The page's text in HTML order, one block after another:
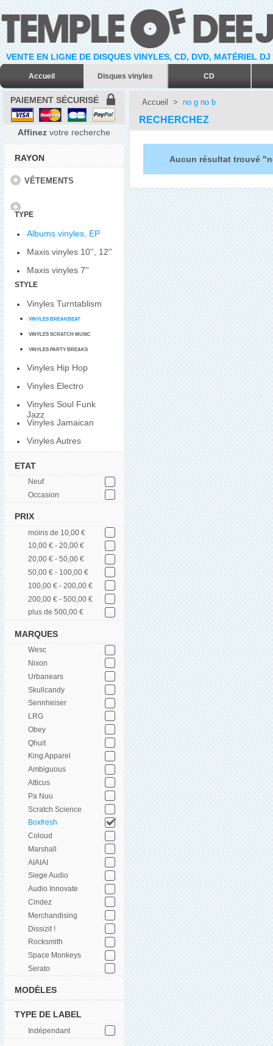
VENTE EN LIGNE DE DISQUES VINYLES, CD, DVD, MATÉRIEL
Accueil Disques vinyles CD
PAIEMENT SÉCURISÉ
Affinez votre recherche
RAYON
VÊTEMENTS
TYPE
Albums vinyles, EP
Maxis vinyles 10'', 12''
Maxis vinyles 7''
STYLE
Vinyles Turntablism
VINYLES BREAKBEAT
VINYLES SCRATCH MUSIC
VINYLES PARTY BREAKS
Vinyles Hip Hop
Vinyles Electro
Vinyles Soul Funk
Jazz
Vinyles Jamaican
Vinyles Autres
ETAT
Neuf
Occasion
PRIX
moins de 10,00 €
10,00 € - 20,00 €
20,00 € - 50,00 €
50,00 € - 100,00 €
100,00 € - 200,00 €
200,00 € - 500,00 €
plus de 500,00 €
MARQUES
Wesc
Nixon
Urbanears
Skullcandy
Sennheiser
LRG
Obey
Qhuit
King Apparel
Ambiguous
Atticus
Pa Nuu
Scratch Science
Boxfresh
Coloud
Marshall
AIAIAI
Siege Audio
Audio Innovate
Cindez
Merchandising
Dissizit !
Rocksmith
Space Monkeys
Serato
MODÈLES
TYPE DE LABEL
Indépendant
Accueil > no g no b
RECHERCHEZ
Aucun résultat trouvé